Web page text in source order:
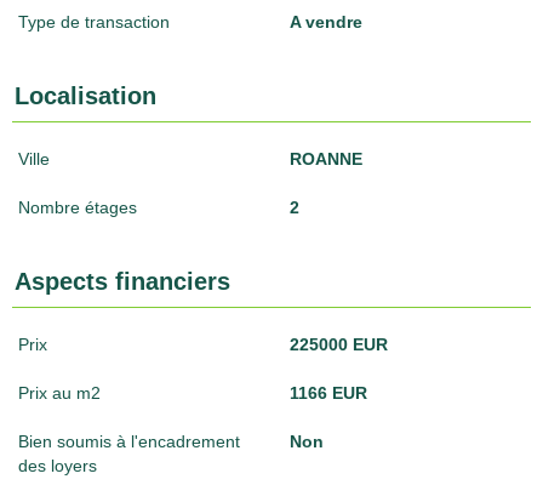
Type de transaction A vendre
Localisation
Ville ROANNE
Nombre étages 2
Aspects financiers
Prix 225000 EUR
Prix au m2 1166 EUR
Bien soumis à l'encadrement
des loyers
Non